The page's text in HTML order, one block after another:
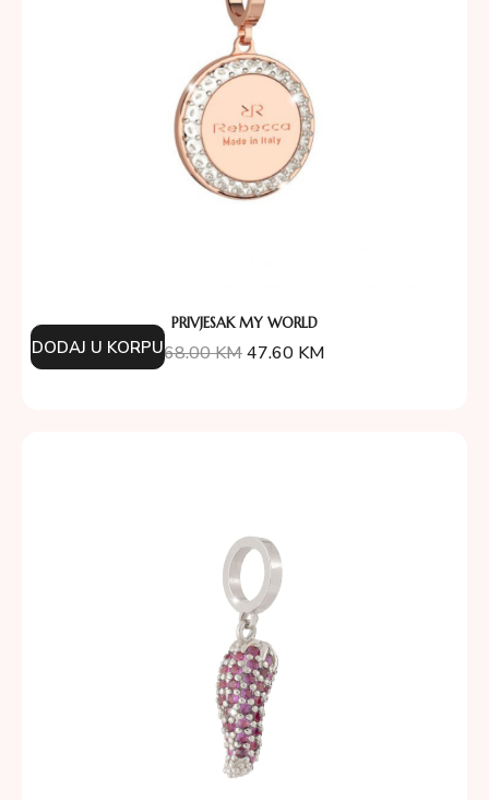
PRIVJESAK MY WORLD
68.00KM47.60 KM
DODAJ U KORPU